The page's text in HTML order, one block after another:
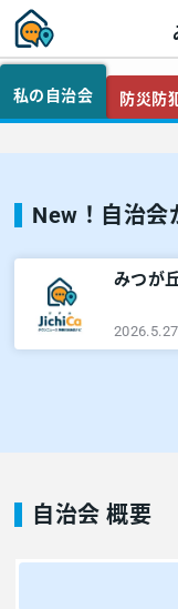
私の自治会 防災防
New！自治会
みつが
2026.5.27
自治会 概要